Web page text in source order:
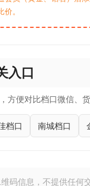
。
入口
方便对比档口微信、
档口 南城档口
码信息，不提供任